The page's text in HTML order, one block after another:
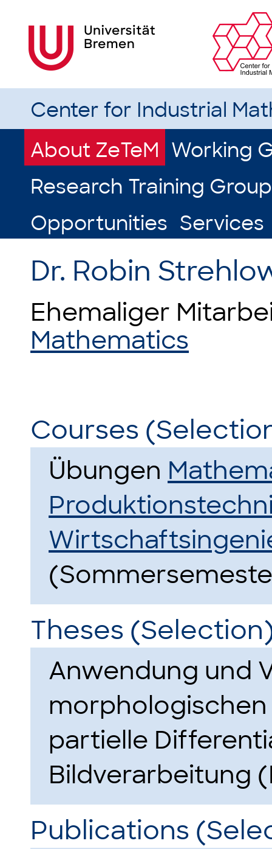
Center for Industrial
About ZeTeM Working
Research Training
Opportunities Services
Dr. Robin
Ehemaliger
Mathematics
Courses
Übungen
Theses
Anwendung und
partielle
Bildverarbeitung
Publications